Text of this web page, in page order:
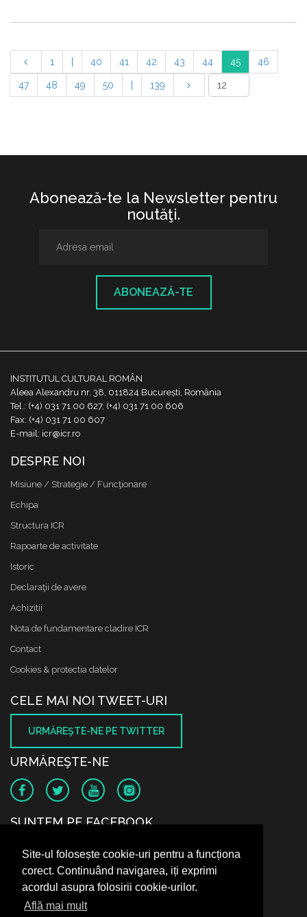
Site-ul folosește cookie-uri pentru a funcționa
corect. Continuând navigarea, iți exprimi
acordul asupra folosirii cookie-urilor.
Află mai mult
1 40 41 42 43 44 45 46
47 48 49 50 139
Abonează-te la Newsletter pentru
noutăţi.
ABONEAZĂ-TE
INSTITUTUL CULTURAL ROMÂN
Aleea Alexandru nr. 38, 011824 București, România
Tel.: (+4) 031 71 00 627, (+4) 031 71 00 606
Fax: (+4) 031 71 00 607
E-mail: icr@icr.ro
DESPRE NOI
Misiune / Strategie / Funcţionare
Echipa
Structura ICR
Rapoarte de activitate
Istoric
Declaraţii de avere
Achizitii
Nota de fundamentare cladire ICR
Contact
Cookies & protectia datelor
CELE MAI NOI TWEET-URI
URMĂREŞTE-NE PE TWITTER
URMĂREŞTE-NE
SUNTEM PE FACEBOOK